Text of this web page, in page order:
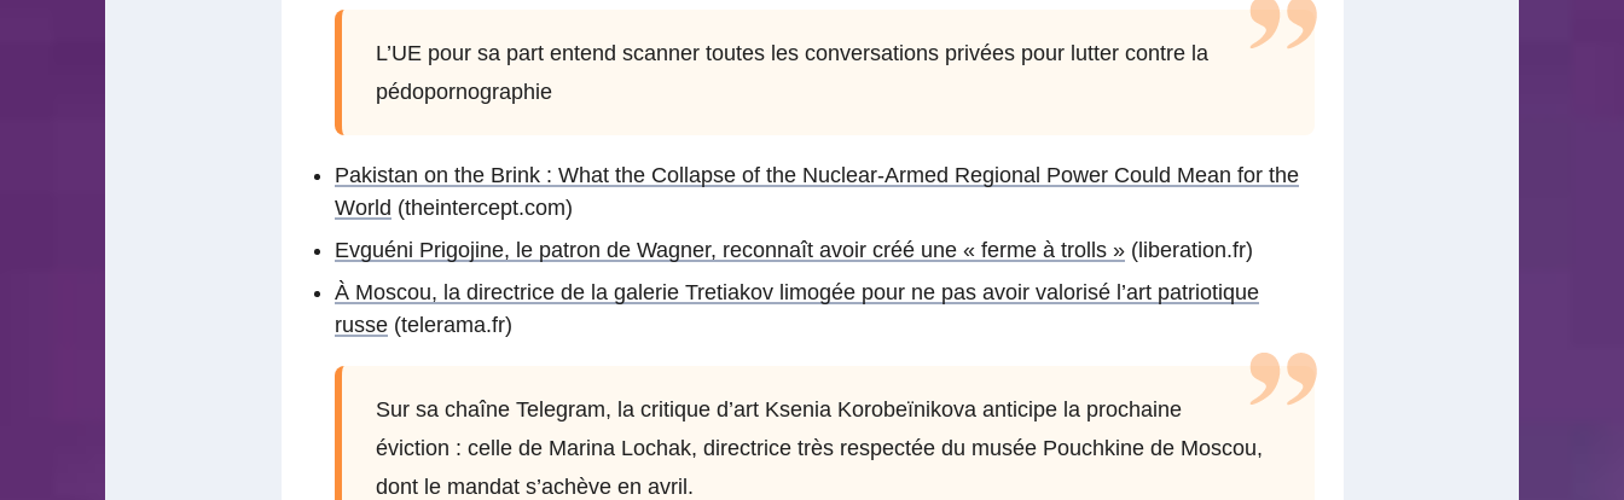
L’UE pour sa part entend scanner toutes les conversations privées pour lutter contre la
pédopornographie
Pakistan on the Brink : What the Collapse of the Nuclear-Armed Regional Power Could Mean for the
World (theintercept.com)
Evguéni Prigojine, le patron de Wagner, reconnaît avoir créé une « ferme à trolls »(liberation.fr)
À Moscou, la directrice de la galerie Tretiakov limogée pour ne pas avoir valorisé l’art patriotique
russe(telerama.fr)
Sur sa chaîne Telegram, la critique d’art Ksenia Korobeïnikova anticipe la prochaine
éviction : celle de Marina Lochak, directrice très respectée du musée Pouchkine de Moscou,
dont le mandat s’achève en avril.